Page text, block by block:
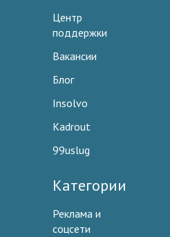
Центр
поддержки
Вакансии
Блог
Insolvo
Kadrout
99uslug
Категории
Реклама и
соцсети